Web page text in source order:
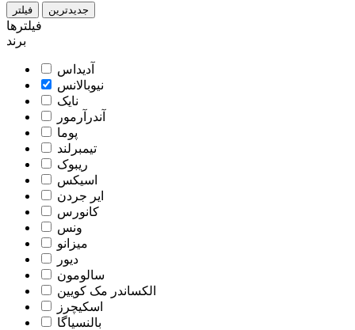
فیلتر جدیدترین
فیلترها
برند
آدیداس
نیوبالانس
نایک
آندرآرمور
پوما
تیمبرلند
ریبوک
اسیکس
ایر جردن
کانورس
ونس
میزانو
دیور
سالومون
الکساندر مک کویین
اسکیچرز
بالنسیاگا